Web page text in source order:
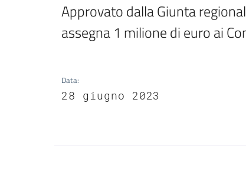
Approvato dalla Giunta
assegna 1 milione di euro ai
Data:
28 giugno 2023